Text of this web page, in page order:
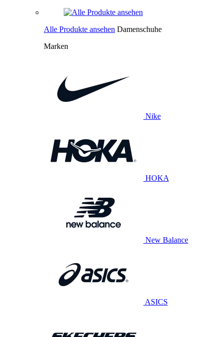
Alle Produkte ansehen Damenschuhe
Marken
Nike
HOKA
New Balance
ASICS